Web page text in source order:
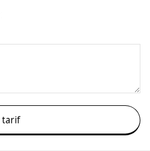
tarif